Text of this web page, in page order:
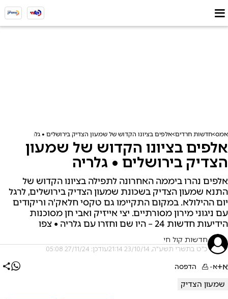
אמס חדשות חרדים אלפים בציונו הקדוש של שמעון הצדיק בירושלים • גלריה
אלפים בציונו הקדוש של שמעון
הצדיק בירושלים • גלריה
אלפים נהרו ביממה האחרונה לתפילה בציונו הקדוש של
התנא שמעון הצדיק בשכונת שמעון הצדיק בירושלים, לרגל
יום ההילולא. במקום התקיימו גם טקסי חלאק'ה וריקודים
עם ניגוני מירון מסורתיים. יצי אייזיק ואבי חן מסוכנות
הידיעות חדשות 24 – היו שם וחזרו עם גלריה • צפו
חדשות קול חי
כ"ט בתשרי תשע"ה, 23/10/14 21:14 עודכן: 27/11/24 05:08
א+א- הדפסה
שמעון הצדיק